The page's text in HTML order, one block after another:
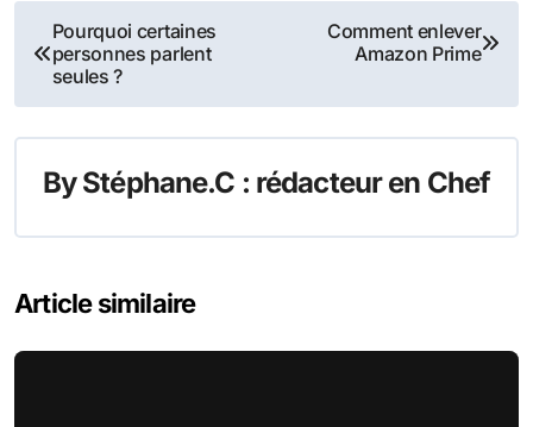
Navigation
de
l’article
Pourquoi certaines
personnes parlent
seules ?
Comment enlever
Amazon Prime
ByStéphane.C : rédacteur en Chef
Article similaire